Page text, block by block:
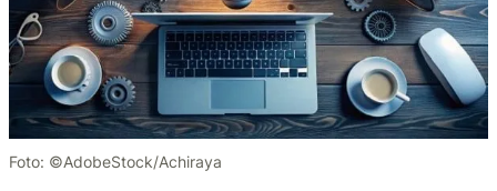
Foto: ©AdobeStock/Achiraya